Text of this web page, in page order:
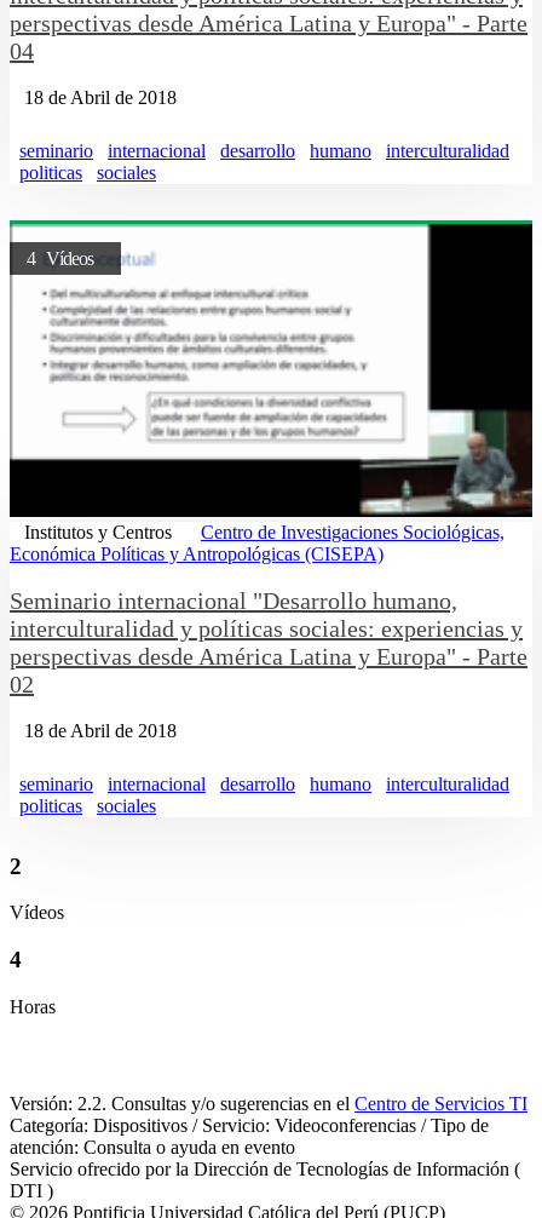
perspectivas desde América Latina y Europa" - Parte
04
18 de Abril de 2018
seminario internacional desarrollo humano
interculturalidad
politicas
sociales
4 Vídeos
Institutos y Centros
Centro de Investigaciones Sociológicas,
Económica Políticas y Antropológicas (CISEPA)
Seminario internacional "Desarrollo humano,
interculturalidad y políticas sociales: experiencias y
perspectivas desde América Latina y Europa" - Parte
02
18 de Abril de 2018
seminario internacional desarrollo humano
interculturalidad
politicas
sociales
2
Vídeos
4
Horas
Versión: 2.2. Consultas y/o sugerencias en el Centro de Servicios TI
Categoría: Dispositivos / Servicio: Videoconferencias / Tipo de
atención: Consulta o ayuda en evento
Servicio ofrecido por la Dirección de Tecnologías de Información (
DTI )
© 2026 Pontificia Universidad Católica del Perú (PUCP)